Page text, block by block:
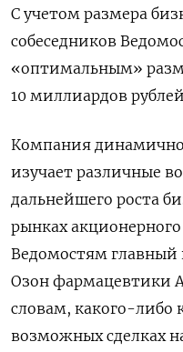
С учетом размера
собеседников
«оптимальным»
10 миллиардов
Компания динамично
изучает различные
дальнейшего роста
рынках
Ведомостям
Озон фармацевтики
словам, какого-либо
возможных сделках